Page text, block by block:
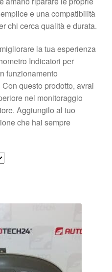
e una compatibilità
chi cerca qualità e durata.
la tua esperienza
Indicatori per
funzionamento
questo prodotto, avrai
nel monitoraggio
Aggiungilo al tuo
che hai sempre